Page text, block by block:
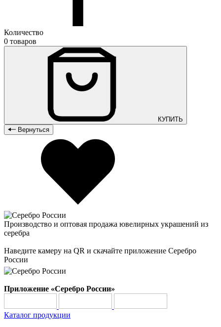
Количество
0 товаров
КУПИТЬ
Вернуться
Производство и оптовая продажа ювелирных украшений из
серебра
Наведите камеру на QR и скачайте приложение Серебро
России
Приложение «Серебро России»
Каталог продукции